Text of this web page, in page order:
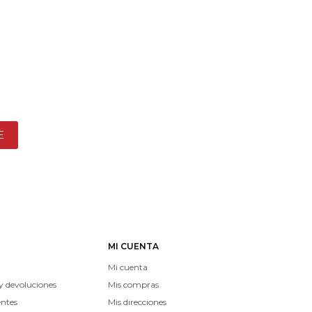
devoluciones
MI CUENTA
Mi cuenta
Mis compras
Mis direcciones